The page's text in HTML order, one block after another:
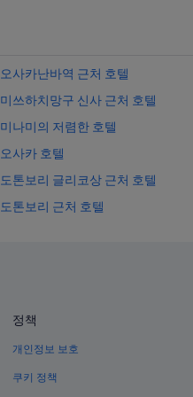
오사카난바역 근처 호텔
미쓰하치망구 신사 근처 호텔
미나미의 저렴한 호텔
오사카 호텔
도톤보리 글리코상 근처 호텔
도톤보리 근처 호텔
이마미야에비스 역의 콘도
정책
개인정보 보호
쿠키 정책